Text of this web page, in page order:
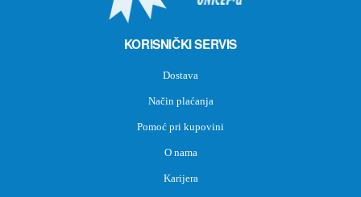
KORISNIČKI SERVIS
Dostava
Način plaćanja
Pomoć pri kupovini
O nama
Karijera